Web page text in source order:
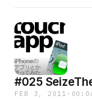
#025
FEB 3, 2011 ·